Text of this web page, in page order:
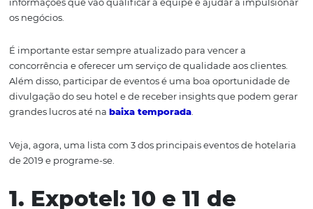
O ano está no início e é o momento de se planejar para
2019. Várias feiras apresentam novidadestecnológicas
roteiros turísticos, tendências para o setor e uma série de
informações que vão qualificar a equipe e ajudar a
os negócios.
É importante estar sempre atualizado para vencer a
concorrência e oferecer um serviço de qualidade aos
divulgação do seu hotel e de receber insights que